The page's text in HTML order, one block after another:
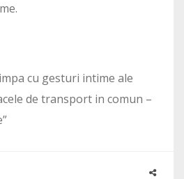
cu gesturi intime ale
de transport in comun –